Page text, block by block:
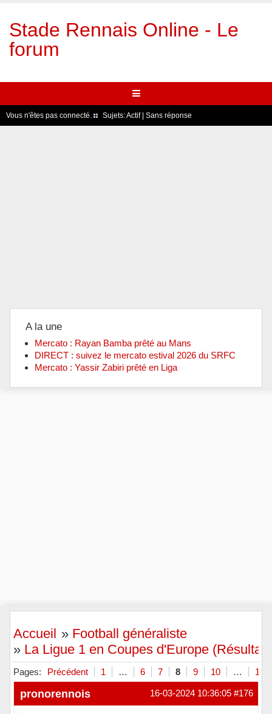
Stade Rennais Online - Le
forum
Vous n'êtes pas connecté. Sujets:Actif| Sans réponse
A la une
Mercato : Rayan Bamba prêté au Mans
DIRECT : suivez le mercato estival 2026 du SRFC
Mercato : Yassir Zabiri prêté en Liga
Accueil » Football généraliste
» La Ligue 1 en Coupes d'Europe
Pages: Précédent 1 … 6 7 8 9 10 … 13
#176
16-03-2024 10:36:05
pronorennois